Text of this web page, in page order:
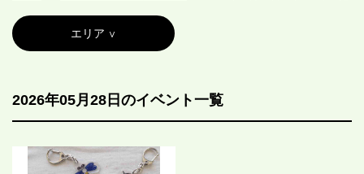
エリア
2026年05月28日のイベント一覧